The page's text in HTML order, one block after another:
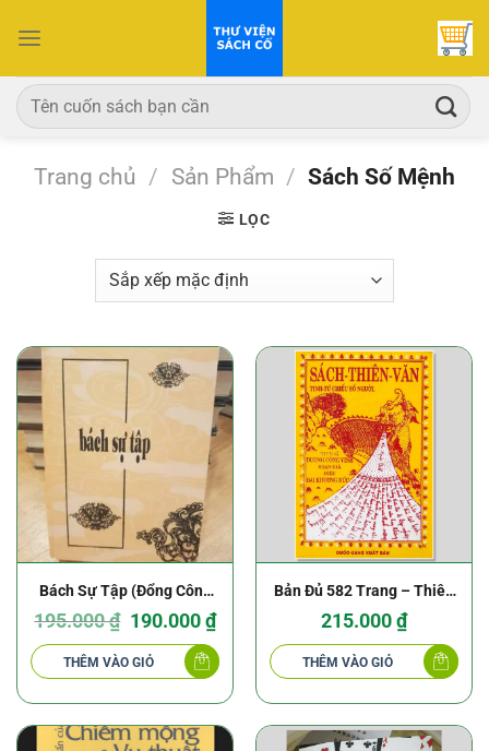
qua
dung
Tìm
kiếm:
Trang chủ / Sản Phẩm / Sách Số Mệnh
LỌC
Bách Sự Tập (Đổng Công
Trạch Nhật Yếu Lãm)
195.000₫ Giá
gốc
195.000 ₫.
190.000₫Giá
hiện
là:
190.000 ₫.
THÊM VÀO GIỎ
Bản Đủ 582 Trang – Thiên
Văn Vận Số – Dương Công
Vinh
215.000₫
THÊM VÀO GIỎ